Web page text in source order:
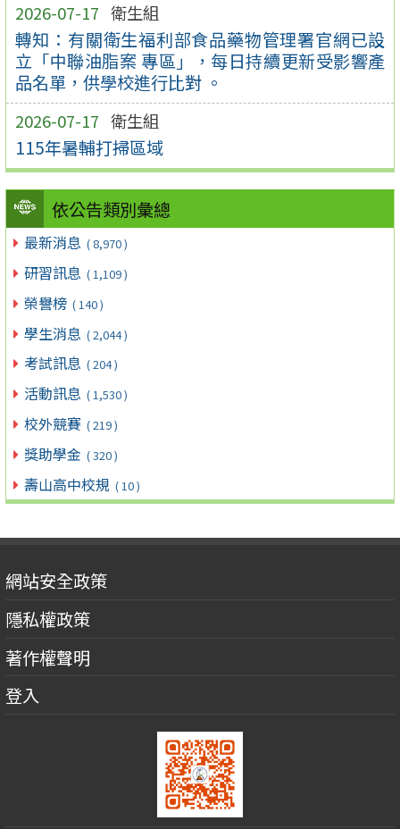
2026-07-17 衛生組
轉知：有關衛生福利部食品藥物管理署官網已設
立「中聯油脂案 專區」，每日持續更新受影響產
品名單，供學校進行比對 。
2026-07-17 衛生組
115年暑輔打掃區域
依公告類別彙總
最新消息 ( 8,970 )
研習訊息 ( 1,109 )
榮譽榜 ( 140 )
學生消息 ( 2,044 )
考試訊息 ( 204 )
活動訊息 ( 1,530 )
校外競賽 ( 219 )
獎助學金 ( 320 )
壽山高中校規 ( 10 )
網站安全政策
隱私權政策
著作權聲明
登入